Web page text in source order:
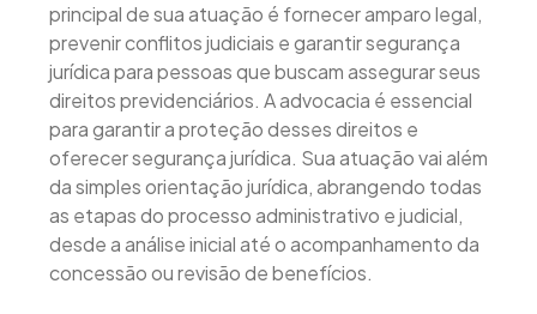
principal de sua atuação é fornecer amparo legal,
prevenir conflitos judiciais e garantir segurança
jurídica para pessoas que buscam assegurar seus
direitos previdenciários. A advocacia é essencial
para garantir a proteção desses direitos e
oferecer segurança jurídica. Sua atuação vai além
da simples orientação jurídica, abrangendo todas
as etapas do processo administrativo e judicial,
desde a análise inicial até o acompanhamento da
concessão ou revisão de benefícios.